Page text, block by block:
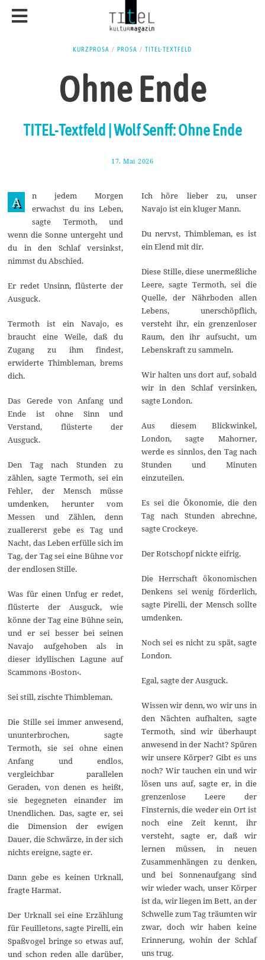
KURZPROSA / PROSA / TITEL-TEXTFELD
Ohne Ende
TITEL-Textfeld | Wolf Senff: Ohne Ende
17. Mai 2026
2
2
A
n jedem Morgen
erwachst du ins Leben,
sagte Termoth, und
wenn die Sonne untergeht und
du in den Schlaf versinkst,
nimmst du Abschied.
Er redet Unsinn, flüsterte der
Ausguck.
Termoth ist ein Navajo, es
braucht eine Weile, daß du
Zugang zu ihm findest,
erwiderte Thimbleman, brems
dich.
Das Gerede von Anfang und
Ende ist ohne Sinn und
Verstand, flüsterte der
Ausguck.
Den Tag nach Stunden zu
zählen, sagte Termoth, sei ein
Fehler, der Mensch müsse
umdenken, herunter vom
Messen und Zählen, denn
zuallererst gebe es Tag und
Nacht, das Leben erfülle sich im
Tag, der Tag sei eine Bühne vor
der endlosen Stille.
Was für einen Unfug er redet,
flüsterte der Ausguck, wie
könne der Tag eine Bühne sein,
und er sei besser bei seinen
Navajo aufgehoben als in
dieser idyllischen Lagune auf
Scammons ›Boston‹.
Sei still, zischte Thimbleman.
Die Stille sei immer anwesend,
ununterbrochen, sagte
Termoth, sie sei ohne einen
Anfang und endlos,
vergleichbar parallelen
Geraden, von denen es heißt,
sie begegneten einander im
Unendlichen. Das, sagte er, sei
die Dimension der ewigen
Dauer, die Schwärze, in der sich
nichts ereigne, sagte er.
Dann gebe es keinen Urknall,
fragte Harmat.
Der Urknall sei eine Erzählung
für Feuilletons, sagte Pirelli, ein
Spaßvogel bringe so etwas auf,
und schon reden alle darüber,
Ich höre lieber zu, unser
Navajo ist ein kluger Mann.
Du nervst, Thimbleman, es ist
ein Elend mit dir.
Diese Stille, diese unermeßliche
Leere, sagte Termoth, sei die
Quelle, der Nährboden allen
Lebens, unerschöpflich,
versteht ihr, ein grenzenloser
Raum, den ihr aufsucht, um
Lebenskraft zu sammeln.
Wir halten uns dort auf, sobald
wir in den Schlaf versinken,
sagte London.
Aus diesem Blickwinkel,
London, sagte Mahorner,
werde es sinnlos, den Tag nach
Stunden und Minuten
einzuteilen.
Es sei die Ökonomie, die den
Tag nach Stunden abrechne,
sagte Crockeye.
Der Rotschopf nickte eifrig.
Die Herrschaft ökonomischen
Denkens sei wenig förderlich,
sagte Pirelli, der Mensch sollte
umdenken.
Noch sei es nicht zu spät, sagte
London.
Egal, sagte der Ausguck.
Wissen wir denn, wo wir uns in
den Nächten aufhalten, sagte
Termoth, sind wir überhaupt
anwesend in der Nacht? Spüren
wir unsere Körper? Gibt es uns
noch? Wir tauchen ein und wir
lösen uns auf, sagte er, in die
grenzenlose Leere der
Finsternis, die weder ein Ort ist
noch eine Zeit kennt, ihr
versteht, sagte er, daß wir
lernen müssen, in neuen
Zusammenhängen zu denken,
und bei Sonnenaufgang sind
wir wieder wach, unser Körper
ist da, wir liegen im Bett, an der
Schwelle zum Tag träumten wir
zwar, doch wir haben keine
Erinnerung, wohin der Schlaf
uns trug.